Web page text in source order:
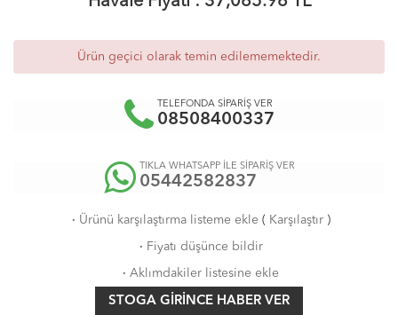
Ürün geçici olarak temin edilememektedir.
TELEFONDA SİPARİŞ VER
08508400337
TIKLA WHATSAPP İLE SİPARİŞ VER
05442582837
· Ürünü karşılaştırma listeme ekle( Karşılaştır)
· Fiyatı düşünce bildir
· Aklımdakiler listesine ekle
STOGA GIRINCE HABER VER